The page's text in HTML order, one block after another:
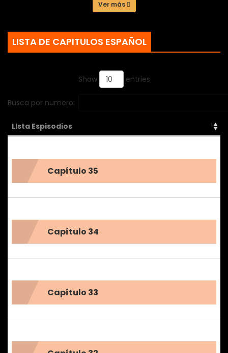
el fin de vengarse, Grace le propone a él una relación falsa,
los sentimientos que brotan en medio de las llamas de la
venganza poco a poco se transforman en amor, y el temor
venganza comienza a crecer. Entre la venganza y el amor,
Ver más
LISTA DE CAPITULOS ESPAÑOL
Show entries
Busca por numero:
LIsta Espisodios
Capítulo 35
Capítulo 34
Capítulo 33